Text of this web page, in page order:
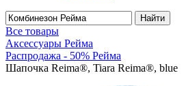
Найти
Все товары
Аксессуары Рейма
Распродажа - 50% Рейма
Шапочка Reima®, Tiara Reima®, blue